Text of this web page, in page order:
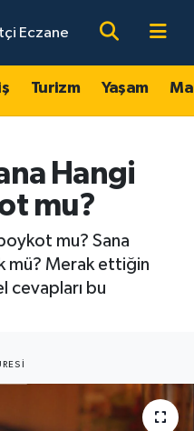
Eczane
Turizm Yaşam
Hangi
mu?
mu? Sana
mü? Merak ettiğin
cevapları bu
Haritası
ve Fikstür